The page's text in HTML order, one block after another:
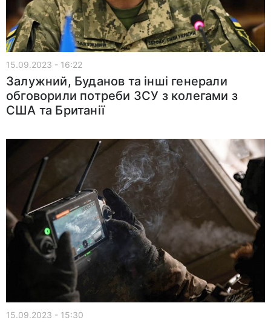
15.09.2023 - 16:22
Залужний, Буданов та інші генерали
обговорили потреби ЗСУ з колегами з
США та Британії
15.09.2023 - 15:30